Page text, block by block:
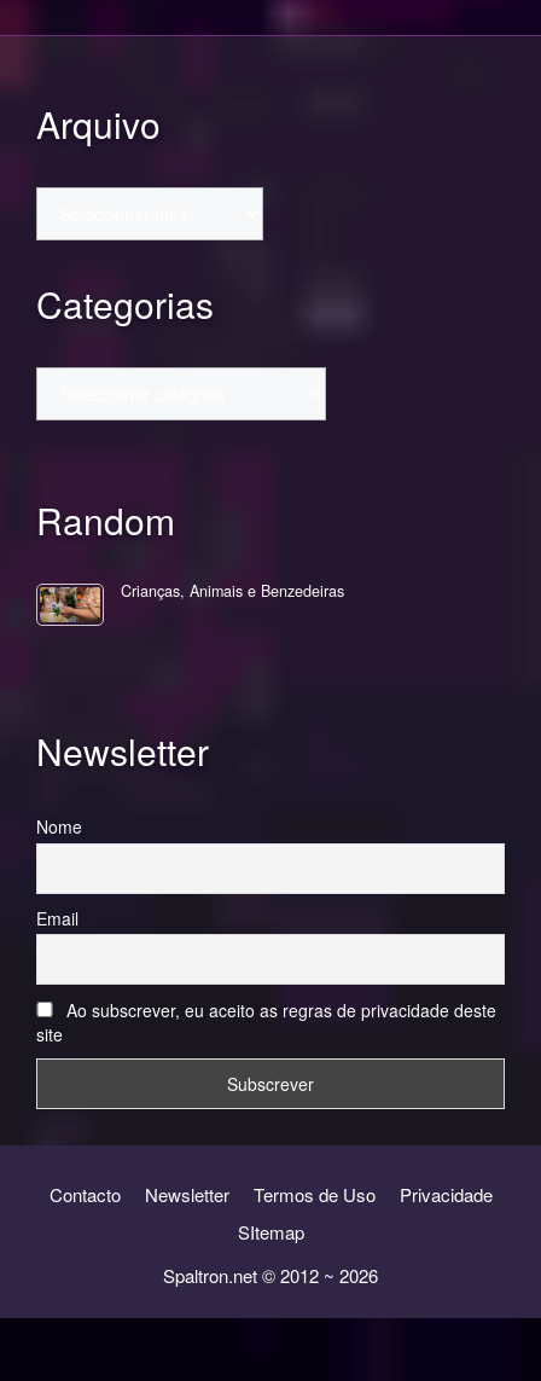
Arquivo
Categorias
Random
Crianças, Animais e Benzedeiras
Newsletter
Nome
Email
Ao subscrever, eu aceito as regras de privacidade deste
site
Contacto Newsletter Termos de Uso
Privacidade
SItemap
Spaltron.net © 2012 ~ 2026